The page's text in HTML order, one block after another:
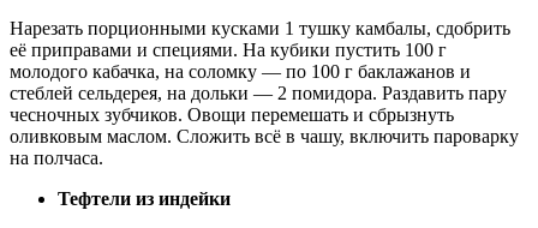
Нарезать порционными кусками 1 тушку камбалы, сдобрить
её приправами и специями. На кубики пустить 100 г
молодого кабачка, на соломку — по 100 г баклажанов и
стеблей сельдерея, на дольки — 2 помидора. Раздавить пару
чесночных зубчиков. Овощи перемешать и сбрызнуть
оливковым маслом. Сложить всё в чашу, включить пароварку
на полчаса.
Тефтели из индейки